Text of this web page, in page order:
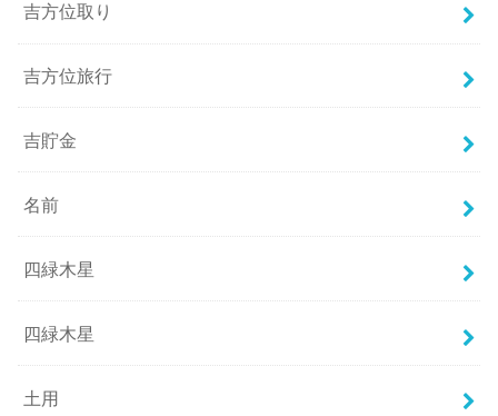
吉方位取り
吉方位旅行
吉貯金
名前
四緑木星
四緑木星
土用